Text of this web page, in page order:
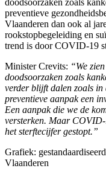
preventieve
Vlaanderen dan ook al
rookstopbegeleiding en
trend is door COVID-19
Minister Crevits: “We
doodsoorzaken zoals
verder blijft dalen zoals in
preventieve aanpak een
Een aanpak die we de
versterken. Maar
het sterftecijfer gestopt.”
Grafiek:
Vlaanderen